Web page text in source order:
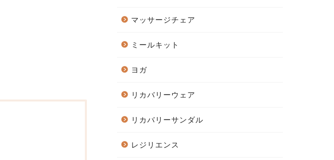
マッサージチェア
ミールキット
ヨガ
リカバリーウェア
リカバリーサンダル
レジリエンス